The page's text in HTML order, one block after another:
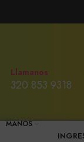
Llamanos
320 853 9318
MANOS